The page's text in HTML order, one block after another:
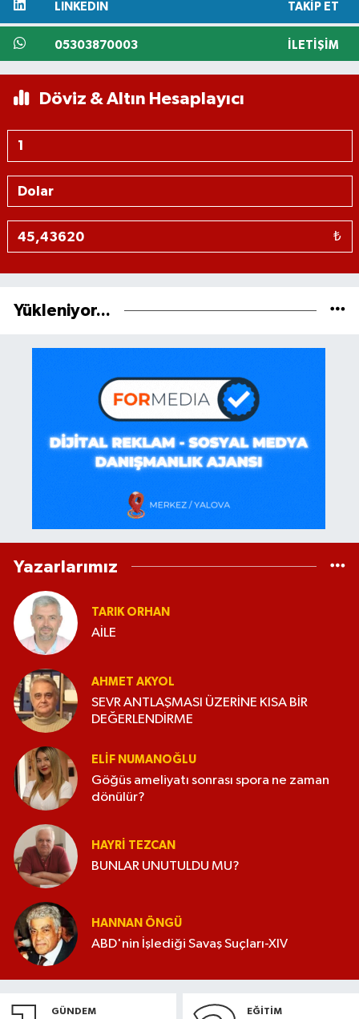
LINKEDIN TAKIP ET
05303870003 İLETIŞIM
Döviz & Altın Hesaplayıcı
₺
Yükleniyor...
Yazarlarımız
TARIK ORHAN
AİLE
AHMET AKYOL
SEVR ANTLAŞMASI ÜZERİNE KISA BİR
DEĞERLENDİRME
ELİF NUMANOĞLU
Göğüs ameliyatı sonrası spora ne zaman
dönülür?
HAYRI TEZCAN
BUNLAR UNUTULDU MU?
HANNAN ÖNGÜ
ABD'nin İşlediği Savaş Suçları-XIV
GÜNDEM EĞİTİM